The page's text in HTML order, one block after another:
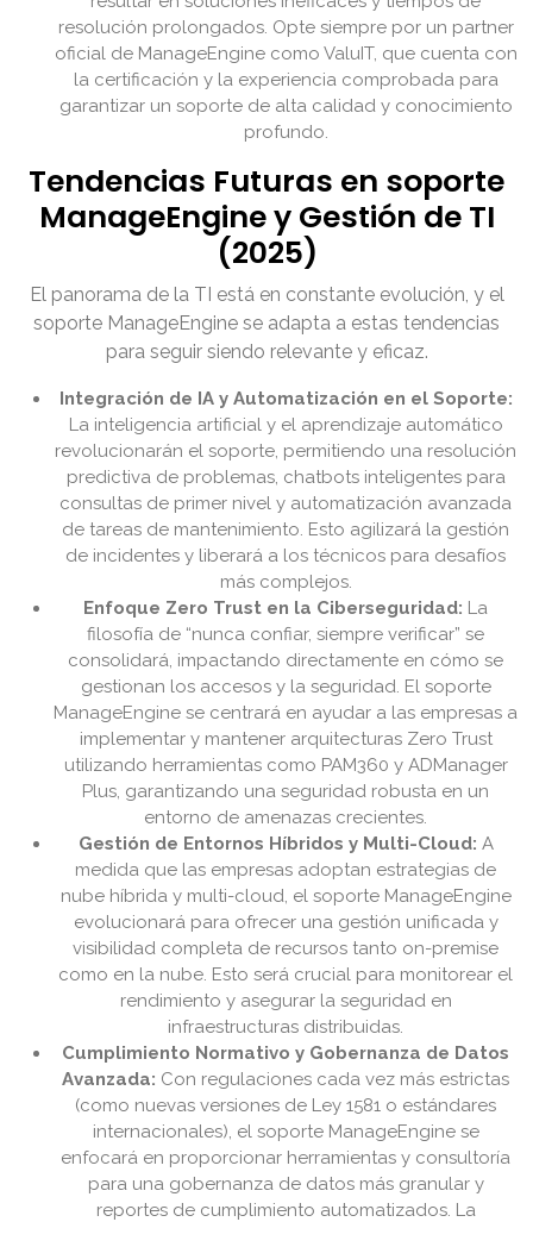
resolución prolongados. Opte siempre por un partner
oficial de ManageEngine como ValuIT, que cuenta con
la certificación y la experiencia comprobada para
garantizar un soporte de alta calidad y conocimiento
profundo.
Tendencias Futuras en soporte
ManageEngine y Gestión de TI
(2025)
El panorama de la TI está en constante evolución, y el
soporte ManageEngine se adapta a estas tendencias
para seguir siendo relevante y eficaz.
Integración de IA y Automatización en el Soporte:
La inteligencia artificial y el aprendizaje automático
revolucionarán el soporte, permitiendo una resolución
predictiva de problemas, chatbots inteligentes para
consultas de primer nivel y automatización avanzada
de tareas de mantenimiento. Esto agilizará la gestión
de incidentes y liberará a los técnicos para desafíos
más complejos.
Enfoque Zero Trust en la Ciberseguridad: La
filosofía de “nunca confiar, siempre verificar” se
consolidará, impactando directamente en cómo se
gestionan los accesos y la seguridad. El soporte
ManageEngine se centrará en ayudar a las empresas a
implementar y mantener arquitecturas Zero Trust
utilizando herramientas como PAM360 y ADManager
Plus, garantizando una seguridad robusta en un
entorno de amenazas crecientes.
Gestión de Entornos Híbridos y Multi-Cloud: A
medida que las empresas adoptan estrategias de
nube híbrida y multi-cloud, el soporte ManageEngine
evolucionará para ofrecer una gestión unificada y
visibilidad completa de recursos tanto on-premise
como en la nube. Esto será crucial para monitorear el
rendimiento y asegurar la seguridad en
infraestructuras distribuidas.
Cumplimiento Normativo y Gobernanza de Datos
Avanzada: Con regulaciones cada vez más estrictas
(como nuevas versiones de Ley 1581 o estándares
internacionales), el soporte ManageEngine se
enfocará en proporcionar herramientas y consultoría
para una gobernanza de datos más granular y
reportes de cumplimiento automatizados. La